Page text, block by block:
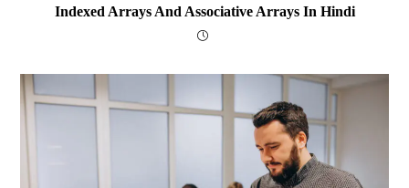
Indexed Arrays And Associative Arrays In Hindi